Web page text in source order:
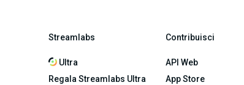
Streamlabs
Ultra
Regala Streamlabs Ultra
Contribuisci
API Web
App Store